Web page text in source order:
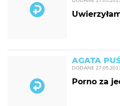
AGATA
DODANE
Porno za